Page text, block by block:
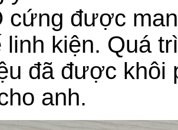
cứng được
linh kiện. Quá
đã được khôi
anh.